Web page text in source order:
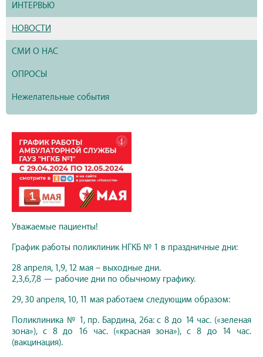
ИНТЕРВЬЮ
НОВОСТИ
СМИ О НАС
ОПРОСЫ
Нежелательные события
Уважаемые пациенты!
График работы поликлиник НГКБ № 1 в праздничные дни:
28 апреля, 1,9, 12 мая – выходные дни.
2,3,6,7,8 — рабочие дни по обычному графику.
29, 30 апреля, 10, 11 мая работаем следующим образом:
Поликлиника № 1, пр. Бардина, 26а: с 8 до 14 час. («зеленая
зона»), с 8 до 16 час. («красная зона»), с 8 до 14 час.
(вакцинация).